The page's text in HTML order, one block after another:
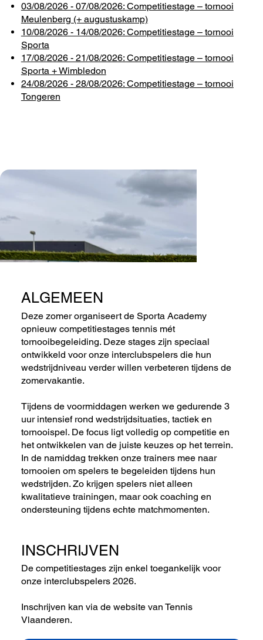
03/08/2026 - 07/08/2026: Competitiestage – tornooi
Meulenberg (+ augustuskamp)
10/08/2026 - 14/08/2026: Competitiestage – tornooi
Sporta
17/08/2026 - 21/08/2026: Competitiestage – tornooi
Sporta + Wimbledon
24/08/2026 - 28/08/2026: Competitiestage – tornooi
Tongeren
ALGEMEEN
Deze zomer organiseert de Sporta Academy
opnieuw competitiestages tennis mét
tornooibegeleiding. Deze stages zijn speciaal
ontwikkeld voor onze interclubspelers die hun
wedstrijdniveau verder willen verbeteren tijdens de
zomervakantie.
Tijdens de voormiddagen werken we gedurende 3
uur intensief rond wedstrijdsituaties, tactiek en
tornooispel. De focus ligt volledig op competitie en
het ontwikkelen van de juiste keuzes op het terrein.
In de namiddag trekken onze trainers mee naar
tornooien om spelers te begeleiden tijdens hun
wedstrijden. Zo krijgen spelers niet alleen
kwalitatieve trainingen, maar ook coaching en
ondersteuning tijdens echte matchmomenten.
INSCHRIJVEN
De competitiestages zijn enkel toegankelijk voor
onze interclubspelers 2026.
Inschrijven kan via de website van Tennis
Vlaanderen.